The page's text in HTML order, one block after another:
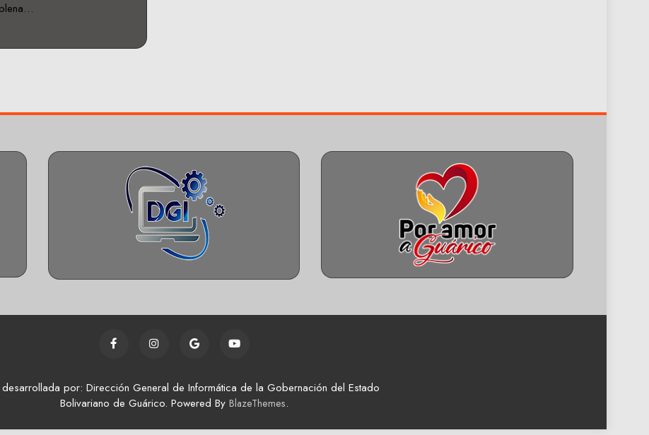
desarrollada por: Dirección General de Informática de la Gobernación del Estado
Bolivariano de Guárico. Powered By BlazeThemes.